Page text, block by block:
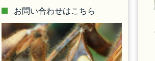
お問い合わせはこちら